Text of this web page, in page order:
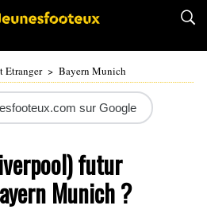
Etranger > Bayern Munich
sur Google
futur
Munich ?